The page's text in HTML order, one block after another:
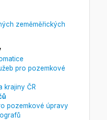
zeměměřických
pro pozemkové
krajiny ČR
pozemkové úpravy